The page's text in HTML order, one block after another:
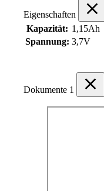
Eigenschaften
Kapazität: 1,15Ah
Spannung: 3,7V
Dokumente 1